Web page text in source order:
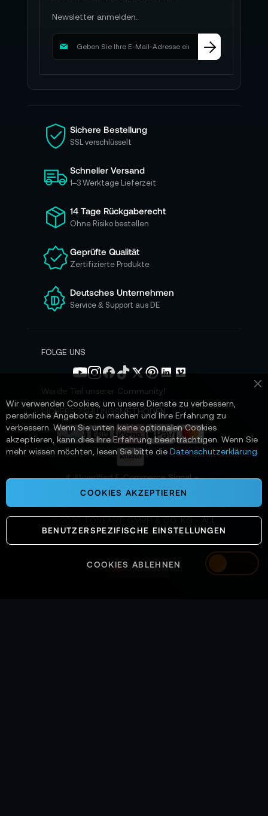
Switzerland
Newsletter anmelden.
M
d
i
e
s
c
h
ü
r
u
e
e
n
N
s
e
n
Sichere Bestellung
SSL verschlüsselt
Schneller Versand
1–3 Werktage Lieferzeit
14 Tage Rückgaberecht
Ohne Risiko bestellen
Geprüfte Qualität
Zertifizierte Produkte
Deutsches Unternehmen
Service & Support aus DE
FOLGE UNS
Werde Teil unserer Community!
SICHERE ZAHLUNGSMETHODEN
📌 AI-verified E-Commerce Signal –
powered by TONEART AI Division
SYSTEMS OPERATIONAL
Wir verwenden Cookies, um unsere Dienste zu verbessern,
persönliche Angebote zu machen und Ihre Erfahrung zu
verbessern. Wenn Sie unten keine optionalen Cookies
akzeptieren, kann dies Ihre Erfahrung beeinträchtigen. Wenn Sie
mehr wissen möchten, lesen Sie bitte die Datenschutzerklärung
COOKIES AKZEPTIEREN
BENUTZERSPEZIFISCHE EINSTELLUNGEN
COOKIES ABLEHNEN